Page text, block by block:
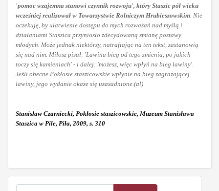
Szukaj
'pomoc wzajemna stanowi czynnik rozwoju', który Staszic pół wieku
wcześniej realizował w Towarzystwie Rolniczym Hrubieszowskim Nie
oczekuję, by ułatwienie dostępu do mych rozważań nad myślą i
działaniami Staszica przyniosło zdecydowaną zmianę postawy
młodych. Może jednak niektórzy, natrafiając na ten tekst, zastanowią
się nad nim. Miłosz pisał: 'Lawina bieg od tego zmienia, po jakich
toczy się kamieniach' - i dalej: 'możesz, więc wpłyń na bieg lawiny'.
Jeśli obecne Pokłosie staszicowskie wpłynie na bieg zagrażającej
lawiny, jego wydanie okaże się uzasadnione.(al)
Stanisław Czarniecki, Pokłosie staszicowskie, Muzeum Stanisława
Staszica w Pile, Piła, 2009, s. 310